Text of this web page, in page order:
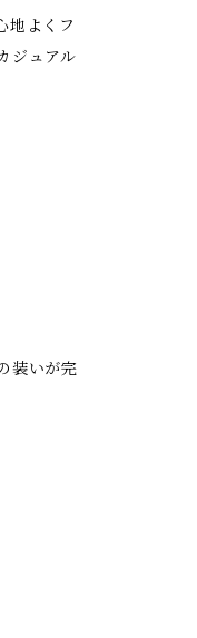
地よくフ
ジュアル
装いが完